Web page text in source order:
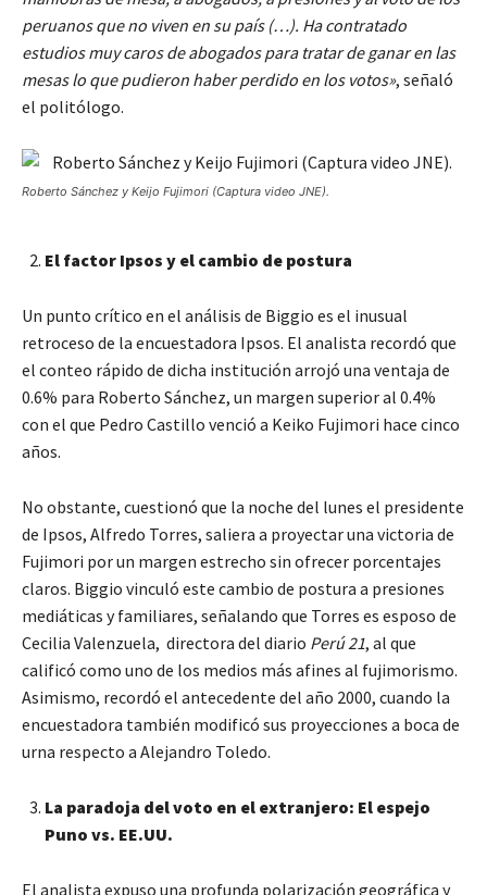
peruanos que no viven en su país (…). Ha contratado
estudios muy caros de abogados para tratar de ganar en las
mesas lo que pudieron haber perdido en los votos», señaló
el politólogo.
Roberto Sánchez y Keijo Fujimori (Captura video JNE).
El factor Ipsos y el cambio de postura
Un punto crítico en el análisis de Biggio es el inusual
retroceso de la encuestadora Ipsos. El analista recordó que
el conteo rápido de dicha institución arrojó una ventaja de
0.6% para Roberto Sánchez, un margen superior al 0.4%
con el que Pedro Castillo venció a Keiko Fujimori hace cinco
años.
No obstante, cuestionó que la noche del lunes el presidente
de Ipsos, Alfredo Torres, saliera a proyectar una victoria de
Fujimori por un margen estrecho sin ofrecer porcentajes
claros. Biggio vinculó este cambio de postura a presiones
mediáticas y familiares, señalando que Torres es esposo de
Cecilia Valenzuela, directora del diario Perú 21, al que
calificó como uno de los medios más afines al fujimorismo.
Asimismo, recordó el antecedente del año 2000, cuando la
encuestadora también modificó sus proyecciones a boca de
urna respecto a Alejandro Toledo.
La paradoja del voto en el extranjero: El espejo
Puno vs. EE.UU.
El analista expuso una profunda polarización geográfica y